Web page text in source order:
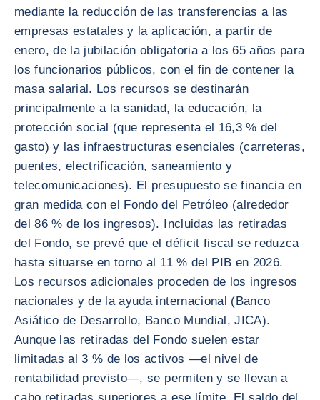
mediante la reducción de las transferencias a las
empresas estatales y la aplicación, a partir de
enero, de la jubilación obligatoria a los 65 años para
los funcionarios públicos, con el fin de contener la
masa salarial. Los recursos se destinarán
principalmente a la sanidad, la educación, la
protección social (que representa el 16,3 % del
gasto) y las infraestructuras esenciales (carreteras,
puentes, electrificación, saneamiento y
telecomunicaciones). El presupuesto se financia en
gran medida con el Fondo del Petróleo (alrededor
del 86 % de los ingresos). Incluidas las retiradas
del Fondo, se prevé que el déficit fiscal se reduzca
hasta situarse en torno al 11 % del PIB en 2026.
Los recursos adicionales proceden de los ingresos
nacionales y de la ayuda internacional (Banco
Asiático de Desarrollo, Banco Mundial, JICA).
Aunque las retiradas del Fondo suelen estar
limitadas al 3 % de los activos —el nivel de
rentabilidad previsto—, se permiten y se llevan a